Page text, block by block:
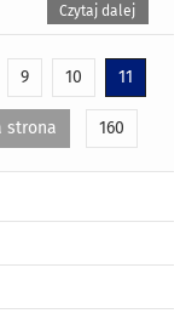
Czytaj dalej
9 10 11
strona 160